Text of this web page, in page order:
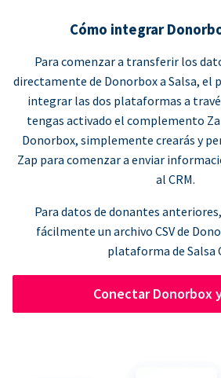
Cómo integrar
Para comenzar a transferir los
directamente de Donorbox a Salsa, el
integrar las dos plataformas a
tengas activado el complemento
Donorbox, simplemente crearás y
Zap para comenzar a enviar
al CRM.
Para datos de donantes
fácilmente un archivo CSV de
plataforma de Salsa
Conectar Donorbox